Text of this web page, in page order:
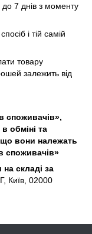
7 днів з моменту
і тій самій
товару
залежить від
споживачів»,
обміні та
вони належать
споживачів»
складі за
Київ, 02000